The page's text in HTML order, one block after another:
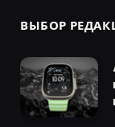
ВЫБОР